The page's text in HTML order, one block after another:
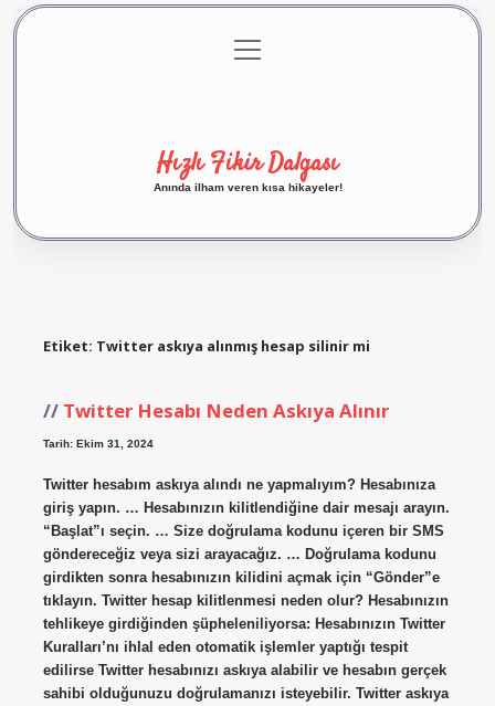
Gizlilik Politikası
menüyü
aç
Hızlı Fikir Dalgası
Anında ilham veren kısa hikayeler!
Etiket: Twitter askıya alınmış hesap silinir mi
Twitter Hesabı Neden Askıya Alınır
Tarih: Ekim 31, 2024
Twitter hesabım askıya alındı ne yapmalıyım? Hesabınıza
giriş yapın. … Hesabınızın kilitlendiğine dair mesajı arayın.
“Başlat”ı seçin. … Size doğrulama kodunu içeren bir SMS
göndereceğiz veya sizi arayacağız. … Doğrulama kodunu
girdikten sonra hesabınızın kilidini açmak için “Gönder”e
tıklayın. Twitter hesap kilitlenmesi neden olur? Hesabınızın
tehlikeye girdiğinden şüpheleniliyorsa: Hesabınızın Twitter
Kuralları’nı ihlal eden otomatik işlemler yaptığı tespit
edilirse Twitter hesabınızı askıya alabilir ve hesabın gerçek
sahibi olduğunuzu doğrulamanızı isteyebilir. Twitter askıya